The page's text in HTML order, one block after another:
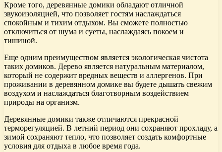
Кроме того, деревянные домики обладают отличной
звукоизоляцией, что позволяет гостям наслаждаться
спокойным и тихим отдыхом. Вы сможете полностью
отключиться от шума и суеты, наслаждаясь покоем и
тишиной.
Еще одним преимуществом является экологическая чистота
таких домиков. Дерево является натуральным материалом,
который не содержит вредных веществ и аллергенов. При
проживании в деревянном домике вы будете дышать свежим
воздухом и наслаждаться благотворным воздействием
природы на организм.
Деревянные домики также отличаются прекрасной
терморегуляцией. В летний период они сохраняют прохладу, а
зимой сохраняют тепло, что позволяет создать комфортные
условия для отдыха в любое время года.